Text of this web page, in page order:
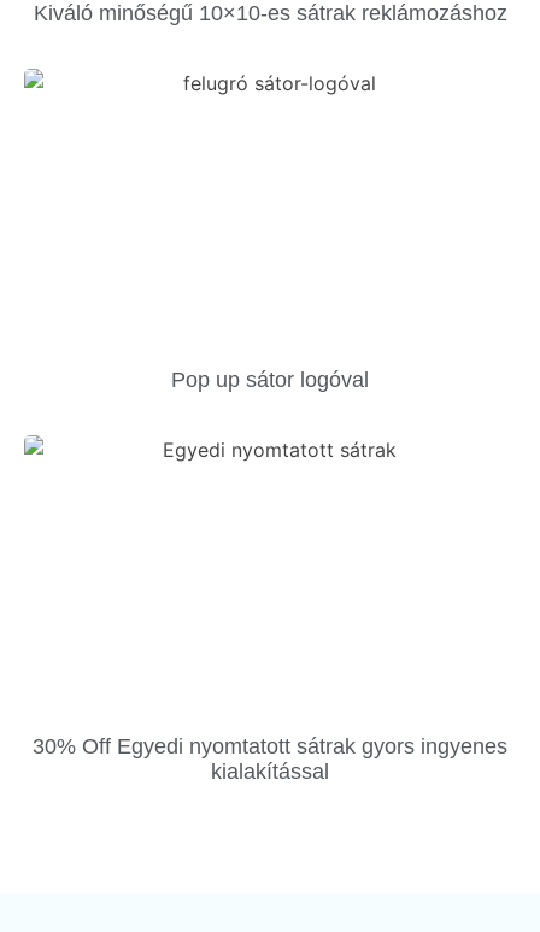
Kiváló minőségű 10×10-es sátrak reklámozáshoz
Pop up sátor logóval
30% Off Egyedi nyomtatott sátrak gyors ingyenes
kialakítással